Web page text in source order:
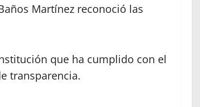
Martínez reconoció las
que ha cumplido con el
transparencia.